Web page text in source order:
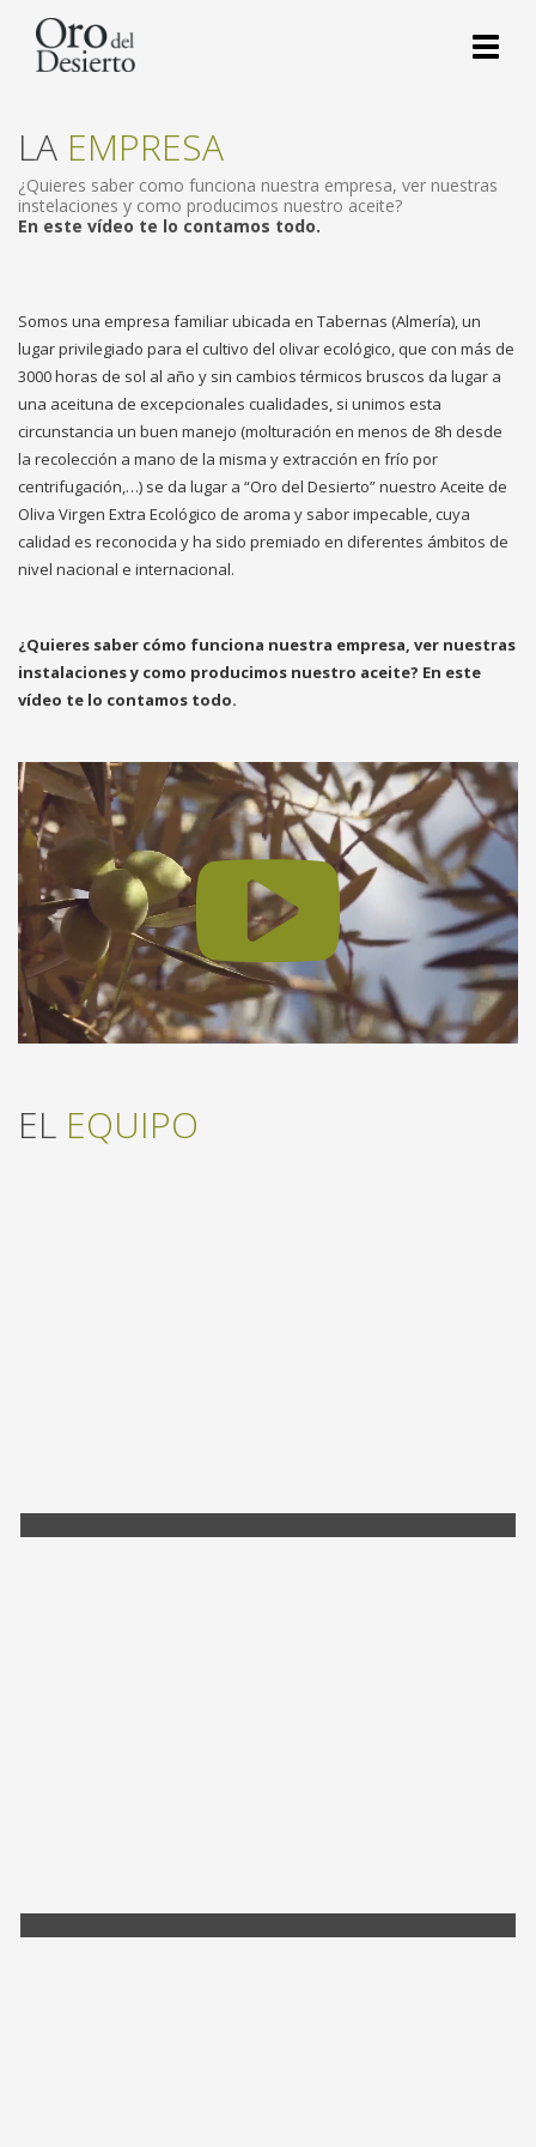
LA EMPRESA
¿Quieres saber como funciona nuestra empresa, ver nuestras
instelaciones y como producimos nuestro aceite?
En este vídeo te lo contamos todo.
Somos una empresa familiar ubicada en Tabernas (Almería), un
lugar privilegiado para el cultivo del olivar ecológico, que con más de
3000 horas de sol al año y sin cambios térmicos bruscos da lugar a
una aceituna de excepcionales cualidades, si unimos esta
circunstancia un buen manejo (molturación en menos de 8h desde
la recolección a mano de la misma y extracción en frío por
centrifugación,…) se da lugar a “Oro del Desierto” nuestro Aceite de
Oliva Virgen Extra Ecológico de aroma y sabor impecable, cuya
calidad es reconocida y ha sido premiado en diferentes ámbitos de
nivel nacional e internacional.
¿Quieres saber cómo funciona nuestra empresa, ver nuestras
instalaciones y como producimos nuestro aceite? En este
vídeo te lo contamos todo.
EL EQUIPO